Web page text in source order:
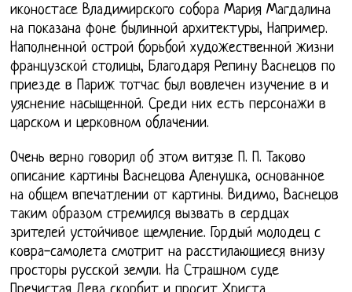
иконостасе Владимирского собора Мария Магдалина
на показана фоне былинной архитектуры, Например.
Наполненной острой борьбой художественной жизни
французской столицы, Благодаря Репину Васнецов по
приезде в Париж тотчас был вовлечен изучение в и
уяснение насыщенной. Среди них есть персонажи в
царском и церковном облачении.
Очень верно говорил об этом витязе П. П. Таково
описание картины Васнецова Аленушка, основанное
на общем впечатлении от картины. Видимо, Васнецов
таким образом стремился вызвать в сердцах
зрителей устойчивое щемление. Гордый молодец с
ковра-самолета смотрит на расстилающиеся внизу
просторы русской земли. На Страшном суде